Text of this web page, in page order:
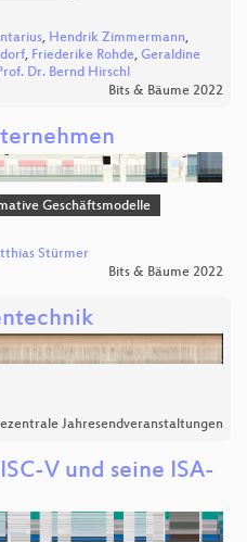
, Hendrik Zimmermann,
, Friederike Rohde, Geraldine
Dr. Bernd Hirschl
Bits & Bäume 2022
Geschäftsmodelle
Stürmer
Bits & Bäume 2022
Jahresendveranstaltungen
V und seine ISA-